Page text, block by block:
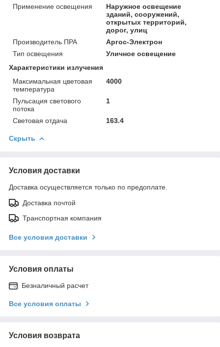
Применение освещения
Наружное освещение
зданий, сооружений,
открытых территорий,
дорог, улиц
Производитель ПРА
Аргос-Электрон
Тип освещения
Уличное освещение
Характеристики излучения
Максимальная цветовая
температура
4000
Пульсация светового
потока
1
Световая отдача 163.4
Скрыть
Условия доставки
Доставка осуществляется только по предоплате.
Доставка почтой
Транспортная компания
Все условия доставки
Условия оплаты
Безналичный расчет
Все условия оплаты
Условия возврата